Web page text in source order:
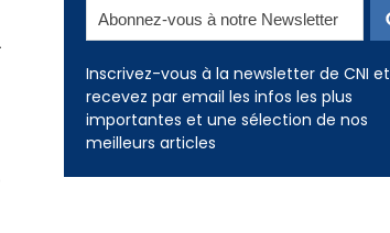
Inscrivez-vous à la newsletter de CNI et
recevez par email les infos les plus
importantes et une sélection de nos
meilleurs articles